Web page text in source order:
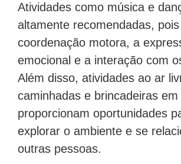
Atividades como música e
altamente recomendadas,
coordenação motora, a
emocional e a interação com
Além disso, atividades ao ar
caminhadas e brincadeiras em
proporcionam oportunidades
explorar o ambiente e se
outras pessoas.